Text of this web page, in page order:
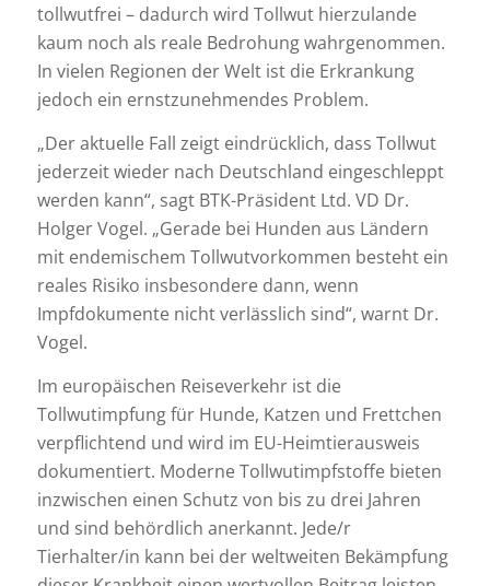
tollwutfrei – dadurch wird Tollwut hierzulande
kaum noch als reale Bedrohung wahrgenommen.
In vielen Regionen der Welt ist die Erkrankung
jedoch ein ernstzunehmendes Problem.
„Der aktuelle Fall zeigt eindrücklich, dass Tollwut
jederzeit wieder nach Deutschland eingeschleppt
werden kann“, sagt BTK-Präsident Ltd. VD Dr.
Holger Vogel. „Gerade bei Hunden aus Ländern
mit endemischem Tollwutvorkommen besteht ein
reales Risiko insbesondere dann, wenn
Impfdokumente nicht verlässlich sind“, warnt Dr.
Vogel.
Im europäischen Reiseverkehr ist die
Tollwutimpfung für Hunde, Katzen und Frettchen
verpflichtend und wird im EU-Heimtierausweis
dokumentiert. Moderne Tollwutimpfstoffe bieten
inzwischen einen Schutz von bis zu drei Jahren
und sind behördlich anerkannt. Jede/r
Tierhalter/in kann bei der weltweiten Bekämpfung